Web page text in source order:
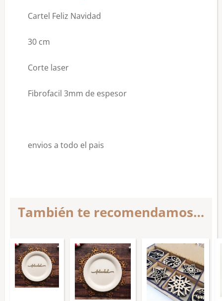
Cartel Feliz Navidad
30 cm
Corte laser
Fibrofacil 3mm de espesor
envios a todo el pais
También te recomendamos…